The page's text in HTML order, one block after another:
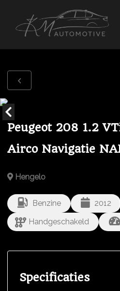
Peugeot 208 1.2
Airco Navigatie
Hengelo
Benzine
2012
Handgeschakeld
Specificaties